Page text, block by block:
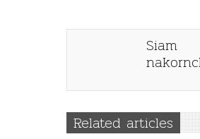
Siam
Related articles